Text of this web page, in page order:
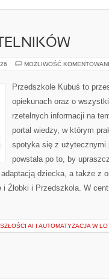
MOŻLIWOŚĆ
Przedszkole Kubuś to
opiekunach oraz o
rzetelnych informacji na
portal wiedzy, w którym
spotyka się z użytecznymi
powstała po to, by
dziecka, a także z
Żłobki i Przedszkola. W
AI I AUTOMATYZACJA W